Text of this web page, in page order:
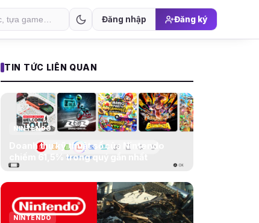
Đăng nhập Đăng ký
TIN TỨC LIÊN QUAN
NINTENDO
Doanh thu kỹ thuật số của Nintendo
chiếm 61,5% trong quý gần nhất
NINTENDO